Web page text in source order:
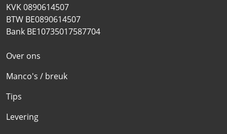
KVK 0890614507
BTW BE0890614507
Bank BE10735017587704
Over ons
Manco's / breuk
Tips
Levering